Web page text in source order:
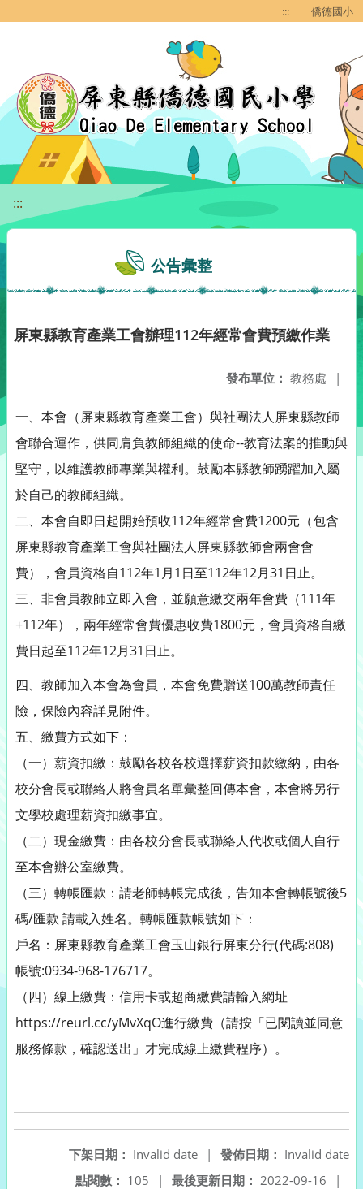
::: 僑德國小
:::
公告彙整
屏東縣教育產業工會辦理112年經常會費預繳作業
發布單位： 教務處 |
一、本會（屏東縣教育產業工會）與社團法人屏東縣教師
會聯合運作，供同肩負教師組織的使命--教育法案的推動與
堅守，以維護教師專業與權利。鼓勵本縣教師踴躍加入屬
於自己的教師組織。
二、本會自即日起開始預收112年經常會費1200元（包含
屏東縣教育產業工會與社團法人屏東縣教師會兩會會
費），會員資格自112年1月1日至112年12月31日止。
三、非會員教師立即入會，並願意繳交兩年會費（111年
+112年），兩年經常會費優惠收費1800元，會員資格自繳
費日起至112年12月31日止。
四、教師加入本會為會員，本會免費贈送100萬教師責任
險，保險內容詳見附件。
五、繳費方式如下：
（一）薪資扣繳：鼓勵各校各校選擇薪資扣款繳納，由各
校分會長或聯絡人將會員名單彙整回傳本會，本會將另行
文學校處理薪資扣繳事宜。
（二）現金繳費：由各校分會長或聯絡人代收或個人自行
至本會辦公室繳費。
（三）轉帳匯款：請老師轉帳完成後，告知本會轉帳號後5
碼/匯款 請載入姓名。轉帳匯款帳號如下：
戶名：屏東縣教育產業工會玉山銀行屏東分行(代碼:808)
帳號:0934-968-176717。
（四）線上繳費：信用卡或超商繳費請輸入網址
https://reurl.cc/yMvXqO進行繳費（請按「已閱讀並同意
服務條款，確認送出」才完成線上繳費程序）。
發佈日期： Invalid date
下架日期： Invalid date
|
最後更新日期： 2022-09-16 |
點閱數： 105 |